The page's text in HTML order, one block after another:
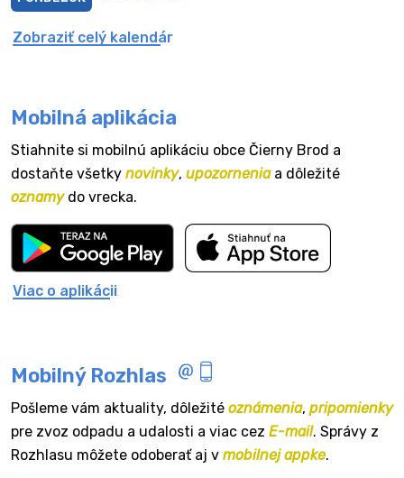
Zobraziť celý kalendár
Mobilná aplikácia
Stiahnite si mobilnú aplikáciu obce Čierny Brod a
dostaňte všetky novinky, upozorneniaa dôležité
oznamydo vrecka.
Viac o aplikácii
Mobilný Rozhlas
Pošleme vám aktuality, dôležité oznámenia, pripomienky
pre zvoz odpadu a udalosti a viac cez E-mail. Správy z
Rozhlasu môžete odoberať aj v mobilnej appke.